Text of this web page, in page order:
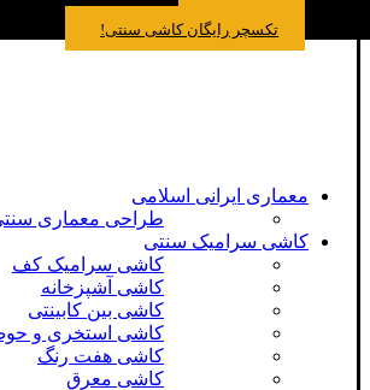
تکسچر رایگان کاشی سنتی!
معماری ایرانی اسلامی
طراحی معماری
کاشی سرامیک سنتی
کاشی سرامیک کف
کاشی آشپزخانه
کاشی بین کابینتی
کاشی استخری و
کاشی هفت رنگ
کاشی معرق